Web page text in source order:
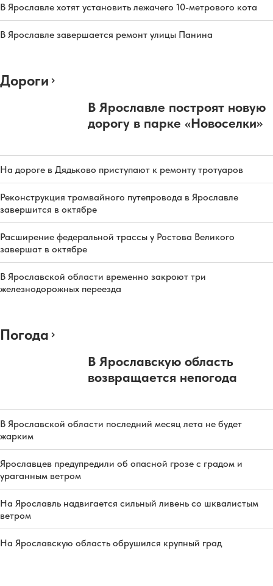
В Ярославле хотят установить лежачего 10-метрового кота
В Ярославле завершается ремонт улицы Панина
Дороги
В Ярославле построят новую
дорогу в парке «Новоселки»
На дороге в Дядьково приступают к ремонту тротуаров
Реконструкция трамвайного путепровода в Ярославле
завершится в октябре
Расширение федеральной трассы у Ростова Великого
завершат в октябре
В Ярославской области временно закроют три
железнодорожных переезда
Погода
В Ярославскую область
возвращается непогода
В Ярославской области последний месяц лета не будет
жарким
Ярославцев предупредили об опасной грозе с градом и
ураганным ветром
На Ярославль надвигается сильный ливень со шквалистым
ветром
На Ярославскую область обрушился крупный град